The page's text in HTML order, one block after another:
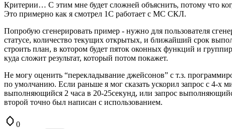
Критерии… С этим мне будет сложней объяснить, потому что
Это примерно как я смотрел 1С работает с МС СКЛ.
Попробую сгенерировать пример - нужно для пользователя
статусе, количество текущих открытых, и ближайший срок
строить план, в котором будет пяток оконных функций и
куда сложит результат, который потом покажет.
Не могу оценить “перекладывание джейсонов” с т.з.
по умолчанию. Если раньше я мог сказать ускорил запрос с 4-х
выполняющийся 2 часа в 20-25секунд, или запрос
второй точно был написан с использованием.
0